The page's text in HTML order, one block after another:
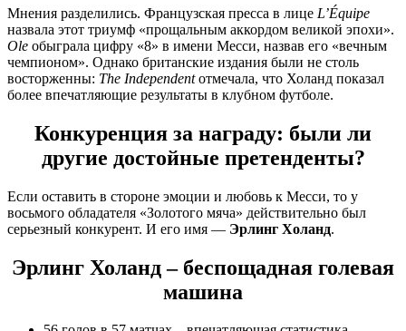
Мнения разделились. Французская пресса в лице L’Équipe
назвала этот триумф «прощальным аккордом великой эпохи».
Ole обыграла цифру «8» в имени Месси, назвав его «вечным
чемпионом». Однако британские издания были не столь
восторженны: The Independentотмечала, что Холанд показал
более впечатляющие результаты в клубном футболе.
Конкуренция за награду: были ли
другие достойные претенденты?
Если оставить в стороне эмоции и любовь к Месси, то у
восьмого обладателя «Золотого мяча» действительно был
серьезный конкурент. И его имя — Эрлинг Холанд.
Эрлинг Холанд – беспощадная голевая
машина